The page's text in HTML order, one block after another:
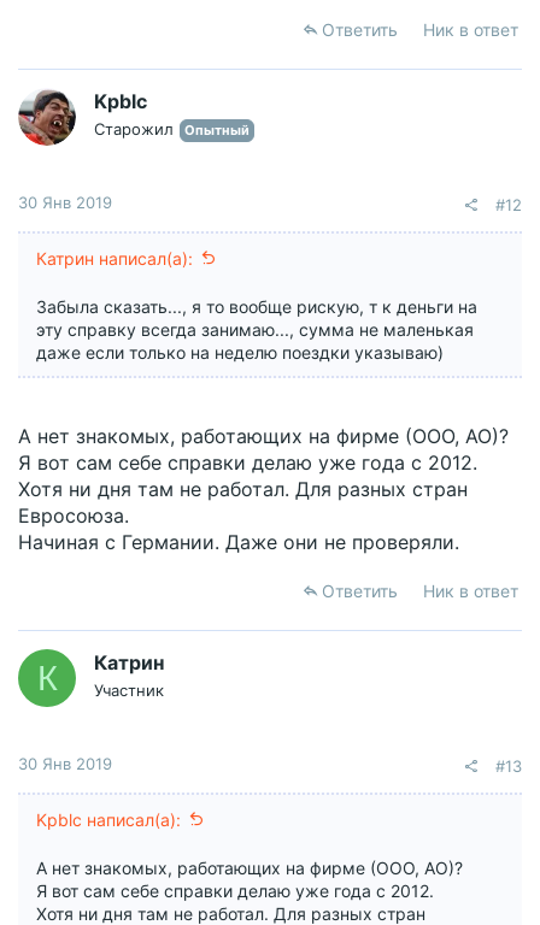
Ответить Ник в ответ
Kpblc
Старожил Опытный
30 Янв 2019 #12
Катрин написал(а):
Забыла сказать..., я то вообще рискую, т к деньги на
эту справку всегда занимаю..., сумма не маленькая
даже если только на неделю поездки указываю)
А нет знакомых, работающих на фирме (ООО, АО)?
Я вот сам себе справки делаю уже года с 2012.
Хотя ни дня там не работал. Для разных стран
Евросоюза.
Начиная с Германии. Даже они не проверяли.
Ответить Ник в ответ
К Катрин
Участник
30 Янв 2019 #13
Kpblc написал(а):
А нет знакомых, работающих на фирме (ООО, АО)?
Я вот сам себе справки делаю уже года с 2012.
Хотя ни дня там не работал. Для разных стран